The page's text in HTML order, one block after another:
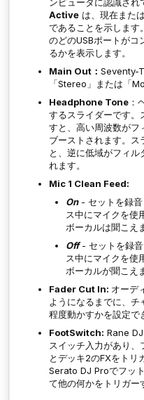
Active は、現在また
であることを示します。
のどのUSBポートがコ
るかを表示します。
Main Out： Seventy-
「Stereo」または「
Headphone Tone ：
するスライダーです
すと、高い周波数がフ
ブーストされます。
と、逆に低域がフィル
れます。
Mic 1 Clean Feed:
On- セットを録音
ス中にマイクを使
ボーカルは聞こえ
Off- セットを録音
ス中にマイクを使
ボーカルが聞こえ
Fader Cut In: オーデ
ようになるまでに、
程度動かすかを設定で
FootSwitch: Rane
スイッチ入力があり、
とデッキ2のFXをトリ
Serato DJ Proでフッ
て他の何かをトリガー